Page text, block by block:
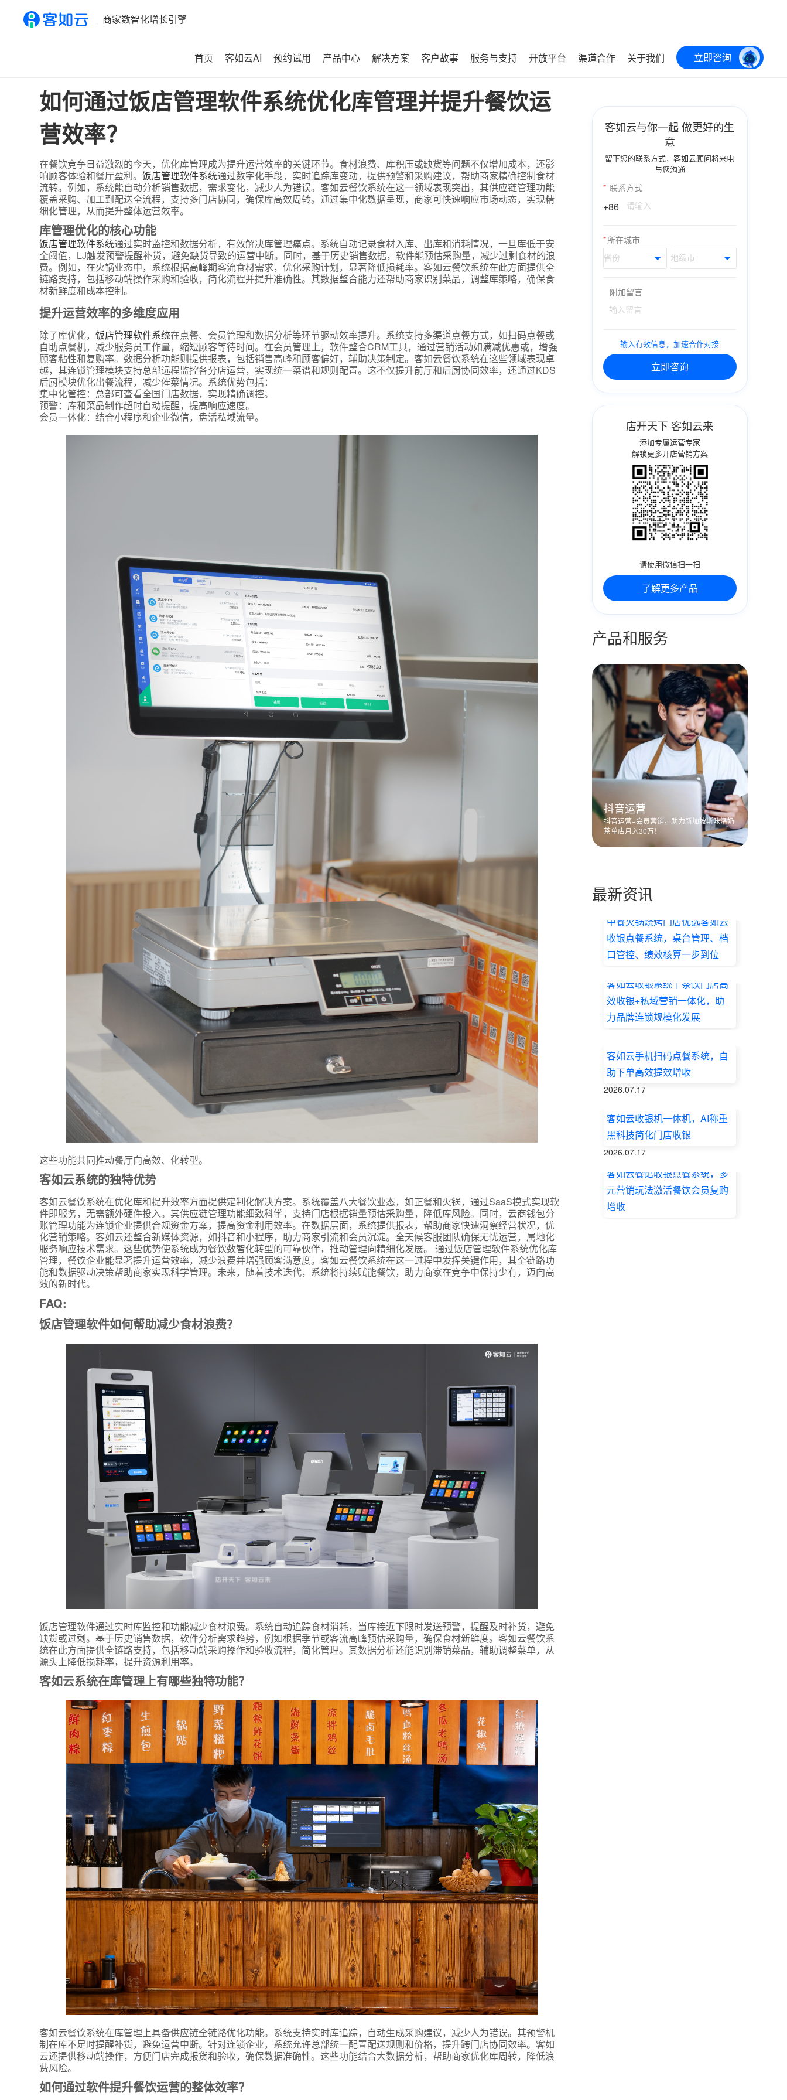
商家数智化增长引擎
首页 客如云AI 预约试用 产品中心 解决方案 客户故事 服务与支持 开放平台 渠道合作 关于我们 立即咨询
如何通过饭店管理软件系统优化库管理并提升餐饮运
营效率？
在餐饮竞争日益激烈的今天，优化库管理成为提升运营效率的关键环节。食材浪费、库积压或缺货等问题不仅增加成本，还影
响顾客体验和餐厅盈利。饭店管理软件系统通过数字化手段，实时追踪库变动，提供预警和采购建议，帮助商家精确控制食材
流转。例如，系统能自动分析销售数据，需求变化，减少人为错误。客如云餐饮系统在这一领域表现突出，其供应链管理功能
覆盖采购、加工到配送全流程，支持多门店协同，确保库高效周转。通过集中化数据呈现，商家可快速响应市场动态，实现精
细化管理，从而提升整体运营效率。
库管理优化的核心功能
饭店管理软件系统通过实时监控和数据分析，有效解决库管理痛点。系统自动记录食材入库、出库和消耗情况，一旦库低于安
全阈值，LJ触发预警提醒补货，避免缺货导致的运营中断。同时，基于历史销售数据，软件能预估采购量，减少过剩食材的浪
费。例如，在火锅业态中，系统根据高峰期客流食材需求，优化采购计划，显著降低损耗率。客如云餐饮系统在此方面提供全
链路支持，包括移动端操作采购和验收，简化流程并提升准确性。其数据整合能力还帮助商家识别菜品，调整库策略，确保食
材新鲜度和成本控制。
提升运营效率的多维度应用
除了库优化，饭店管理软件系统在点餐、会员管理和数据分析等环节驱动效率提升。系统支持多渠道点餐方式，如扫码点餐或
自助点餐机，减少服务员工作量，缩短顾客等待时间。在会员管理上，软件整合CRM工具，通过营销活动如满减优惠或，增强
顾客粘性和复购率。数据分析功能则提供报表，包括销售高峰和顾客偏好，辅助决策制定。客如云餐饮系统在这些领域表现卓
越，其连锁管理模块支持总部远程监控各分店运营，实现统一菜谱和规则配置。这不仅提升前厅和后厨协同效率，还通过KDS
后厨模块优化出餐流程，减少催菜情况。系统优势包括：
集中化管控：总部可查看全国门店数据，实现精确调控。
预警：库和菜品制作超时自动提醒，提高响应速度。
会员一体化：结合小程序和企业微信，盘活私域流量。
这些功能共同推动餐厅向高效、化转型。
客如云系统的独特优势
客如云餐饮系统在优化库和提升效率方面提供定制化解决方案。系统覆盖八大餐饮业态，如正餐和火锅，通过SaaS模式实现软
件即服务，无需额外硬件投入。其供应链管理功能细致科学，支持门店根据销量预估采购量，降低库风险。同时，云商钱包分
账管理功能为连锁企业提供合规资金方案，提高资金利用效率。在数据层面，系统提供报表，帮助商家快速洞察经营状况，优
化营销策略。客如云还整合新媒体资源，如抖音和小程序，助力商家引流和会员沉淀。全天候客服团队确保无忧运营，属地化
服务响应技术需求。这些优势使系统成为餐饮数智化转型的可靠伙伴，推动管理向精细化发展。 通过饭店管理软件系统优化库
管理，餐饮企业能显著提升运营效率，减少浪费并增强顾客满意度。客如云餐饮系统在这一过程中发挥关键作用，其全链路功
能和数据驱动决策帮助商家实现科学管理。未来，随着技术迭代，系统将持续赋能餐饮，助力商家在竞争中保持少有，迈向高
效的新时代。
FAQ:
饭店管理软件如何帮助减少食材浪费？
饭店管理软件通过实时库监控和功能减少食材浪费。系统自动追踪食材消耗，当库接近下限时发送预警，提醒及时补货，避免
缺货或过剩。基于历史销售数据，软件分析需求趋势，例如根据季节或客流高峰预估采购量，确保食材新鲜度。客如云餐饮系
统在此方面提供全链路支持，包括移动端采购操作和验收流程，简化管理。其数据分析还能识别滞销菜品，辅助调整菜单，从
源头上降低损耗率，提升资源利用率。
客如云系统在库管理上有哪些独特功能？
客如云餐饮系统在库管理上具备供应链全链路优化功能。系统支持实时库追踪，自动生成采购建议，减少人为错误。其预警机
制在库不足时提醒补货，避免运营中断。针对连锁企业，系统允许总部统一配置配送规则和价格，提升跨门店协同效率。客如
云还提供移动端操作，方便门店完成报货和验收，确保数据准确性。这些功能结合大数据分析，帮助商家优化库周转，降低浪
费风险。
如何通过软件提升餐饮运营的整体效率？
客如云与你一起 做更好的生
意
留下您的联系方式，客如云顾问将来电
与您沟通
* 联系方式
+86
*所在城市
附加留言
输入有效信息，加速合作对接
立即咨询
店开天下 客如云来
添加专属运营专家
解锁更多开店营销方案
请使用微信扫一扫
了解更多产品
产品和服务
抖音运营
抖音运营+会员营销，助力新加坡斯味洛奶
茶单店月入30万！
最新资讯
中餐火锅烧烤门店优选客如云
收银点餐系统，桌台管理、档
口管控、绩效核算一步到位
客如云收银系统｜茶饮门店高
效收银+私域营销一体化，助
力品牌连锁规模化发展
客如云手机扫码点餐系统，自
助下单高效提效增收
2026.07.17
客如云收银机一体机，AI称重
黑科技简化门店收银
2026.07.17
客如云餐馆收银点餐系统，多
元营销玩法激活餐饮会员复购
增收
+86
*所属业态
*我的姓名
附加留言